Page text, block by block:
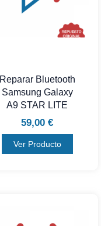
Reparar Bluetooth
Samsung Galaxy
A9 STAR LITE
59,00 €
Ver Producto